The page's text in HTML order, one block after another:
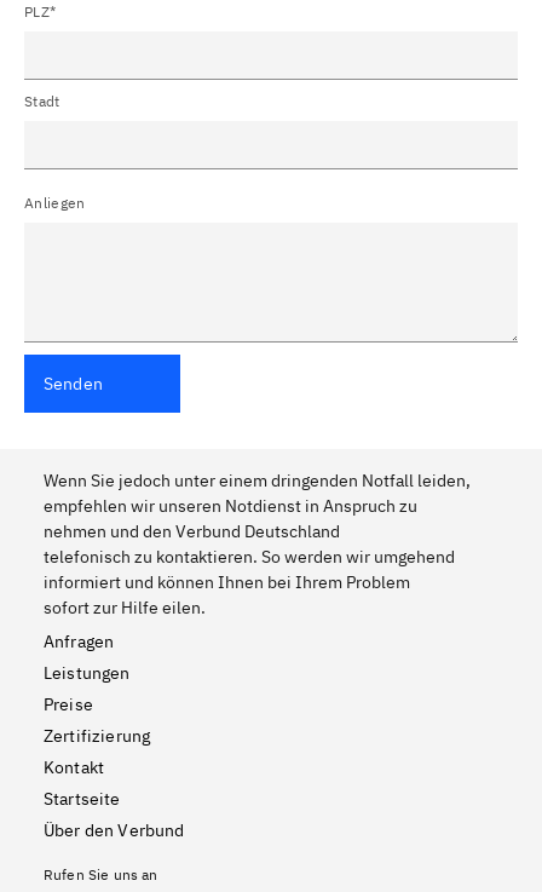
PLZ*
Stadt
Anliegen
Senden
Wenn Sie jedoch unter einem dringenden Notfall leiden,
empfehlen wir unseren Notdienst in Anspruch zu
nehmen und den Verbund Deutschland
telefonisch zu kontaktieren. So werden wir umgehend
informiert und können Ihnen bei Ihrem Problem
sofort zur Hilfe eilen.
Anfragen
Leistungen
Preise
Zertifizierung
Kontakt
Startseite
Über den Verbund
Rufen Sie uns an